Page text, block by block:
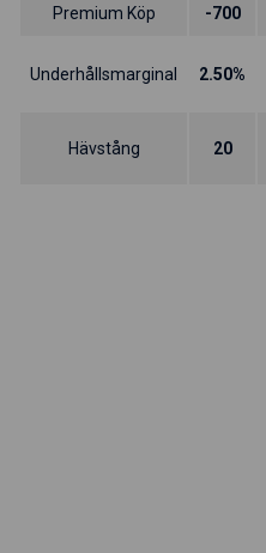
Premium Köp -700
Underhållsmarginal 2.50%
Hävstång 20